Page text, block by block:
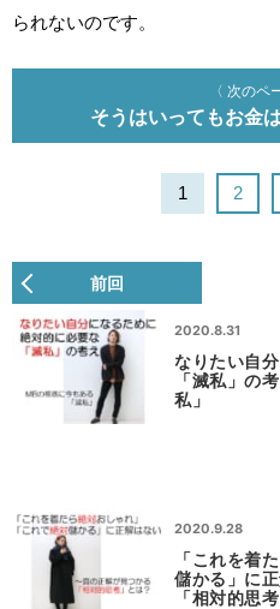
られないのです。
〈 次のペ
そうはいってもお金
1 2
前回
2020.8.31
なりたい自
「滅私」の
私」
2020.9.28
「これを着
儲かる」に
「相対的思